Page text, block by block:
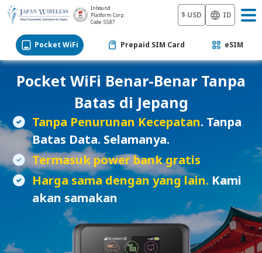
Inbound
Platform Corp.
Code: 5587
$ USD ID
Pocket WiFi Prepaid SIM Card eSIM
Pocket WiFi Benar-Benar Tanpa
Batas di Jepang
Tanpa Penurunan Kecepatan. Tanpa
Batas Data. Selamanya.
Termasuk power bank gratis
Harga sama dengan yang lain. Kami
akan samakan